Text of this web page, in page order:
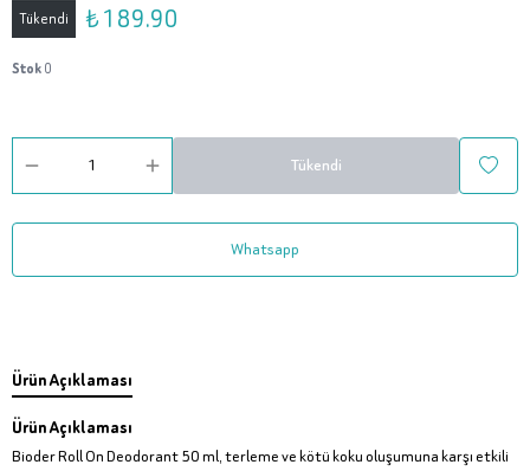
Tükendi ₺ 189.90
Stok0
Tükendi
Whatsapp
Ürün Açıklaması
Ürün Açıklaması
Bioder Roll On Deodorant 50 ml, terleme ve kötü koku oluşumuna karşı etkili